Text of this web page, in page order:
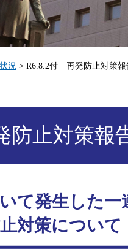
況 > R6.8.2付 再発防止対策報
止対策報
て発生した
対策について